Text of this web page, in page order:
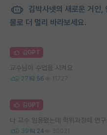
김박사넷의 새로운 거인,
물로 더 멀리 바라보세요.
김GPT
교수님이 수업을 시켜요
27 56 11727
김GPT
나 교수 임용됐는데 학위과정때 연
39 24 30021